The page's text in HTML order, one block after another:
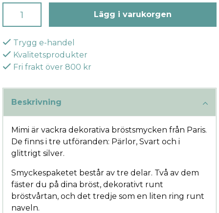
Lägg i varukorgen
Trygg e-handel
Kvalitetsprodukter
Fri frakt över 800 kr
Beskrivning
Mimi är vackra dekorativa bröstsmycken från Paris.
De finns i tre utföranden: Pärlor, Svart och i
glittrigt silver.
Smyckespaketet består av tre delar. Två av dem
fäster du på dina bröst, dekorativt runt
bröstvårtan, och det tredje som en liten ring runt
naveln.